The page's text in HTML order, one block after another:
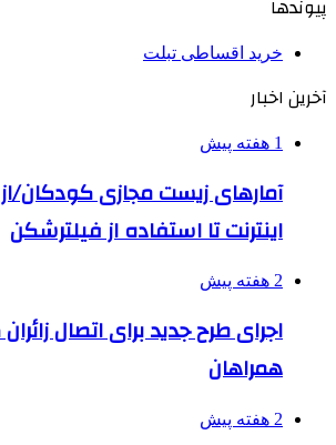
پیوندها
خرید اقساطی تبلت
آخرین اخبار
1 هفته پیش
آمارهای زیست مجازی کودکان/
اینترنت تا استفاده از فیلترشکن
2 هفته پیش
اجرای طرح جدید برای اتصال
همراهان
2 هفته پیش